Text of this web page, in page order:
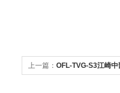
上一篇： OFL-TVG-S3江崎